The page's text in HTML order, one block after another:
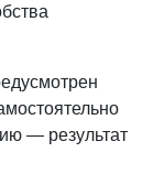
— результат